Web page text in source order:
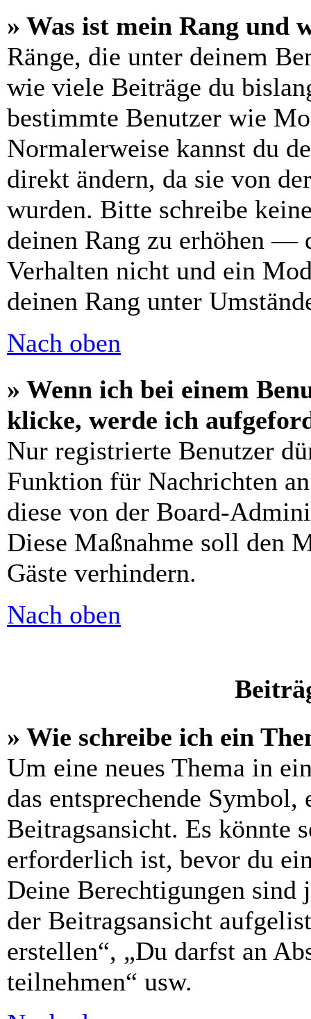
» Was ist mein Rang und
Ränge, die unter deinem
wie viele Beiträge du
bestimmte Benutzer wie
Normalerweise kannst du
direkt ändern, da sie von
wurden. Bitte schreibe
deinen Rang zu erhöhen —
Verhalten nicht und ein
deinen Rang unter
Nach oben
» Wenn ich bei einem
klicke, werde ich
Nur registrierte Benutzer
Funktion für Nachrichten
diese von der Board-
Diese Maßnahme soll den
Gäste verhindern.
Nach oben
» Wie schreibe ich ein
Um eine neues Thema in
das entsprechende
Beitragsansicht. Es könnte
erforderlich ist, bevor du
Deine Berechtigungen sind
der Beitragsansicht
erstellen“, „Du darfst an
teilnehmen“ usw.